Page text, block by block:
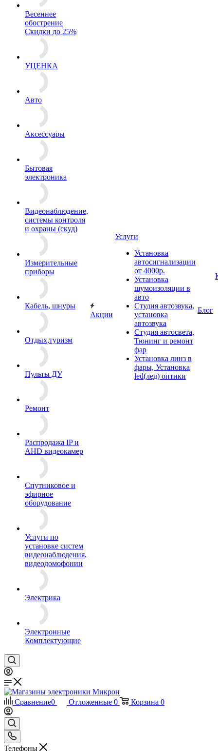
Весеннее
обострение
Скидки до 25%
УЦЕНКА
Авто
Аксессуары
Бытовая
электроника
Видеонаблюдение,
системы контроля
и охраны (скуд)
Измерительные
приборы
Кабель, шнуры
Отдых,туризм
Пульты ДУ
Ремонт
Распродажа IP и
AHD видеокамер
Спутниковое и
эфирное
оборудование
Услуги по
установке систем
видеонаблюдения,
видеодомофонии
Электрика
Электронные
Комплектующие
Акции
Услуги
Установка
автосигнализации
от 4000р.
Установка
шумоизоляции в
авто
Студия автозвука,
установка
автозвука
Студия автосвета,
Тюнинг и ремонт
фар
Установка линз в
фары, Установка
led(лед) оптики
Блог
Сравнение0 Отложенные 0 Корзина 0
Телефоны